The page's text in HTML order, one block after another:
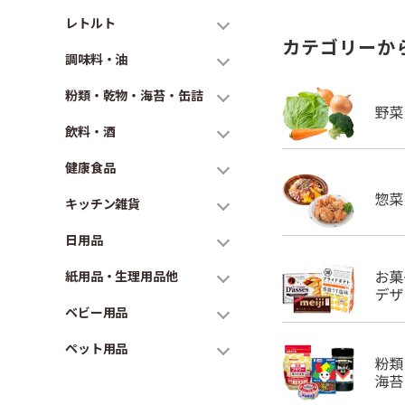
レトルト
調味料・油
粉類・乾物・海苔・缶詰
飲料・酒
健康食品
キッチン雑貨
日用品
紙用品・生理用品他
ベビー用品
ペット用品
カテゴリーか